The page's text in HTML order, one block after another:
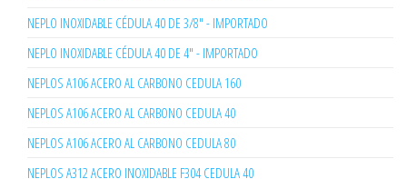
NEPLO INOXIDABLE CÉDULA 40 DE 3/8" - IMPORTADO
NEPLO INOXIDABLE CÉDULA 40 DE 4" - IMPORTADO
NEPLOS A106 ACERO AL CARBONO CEDULA 160
NEPLOS A106 ACERO AL CARBONO CEDULA 40
NEPLOS A106 ACERO AL CARBONO CEDULA 80
NEPLOS A312 ACERO INOXIDABLE F304 CEDULA 40